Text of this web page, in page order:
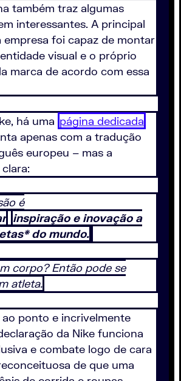
também traz algumas
interessantes. A principal
empresa foi capaz de montar
visual e o próprio
marca de acordo com essa
há uma página dedicada
apenas com a tradução
europeu – mas a
é
inspiração e inovação a
do mundo.
corpo? Então pode se
atleta.
ponto e incrivelmente
da Nike funciona
e combate logo de cara
de que uma